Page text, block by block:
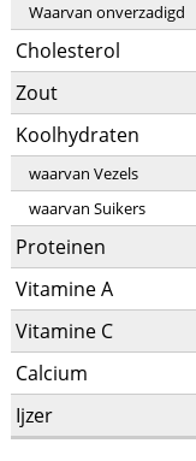
Waarvan onverzadigd
Cholesterol
Zout
Koolhydraten
waarvan Vezels
waarvan Suikers
Proteinen
Vitamine A
Vitamine C
Calcium
Ijzer